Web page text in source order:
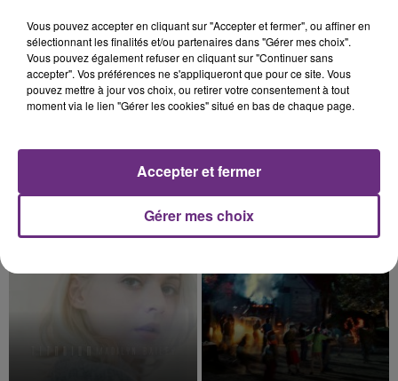
6h50
6h50 6h47
6h47
J'me Demande
Vous pouvez accepter en cliquant sur "Accepter et fermer", ou affiner en
sélectionnant les finalités et/ou partenaires dans "Gérer mes choix".
Vous pouvez également refuser en cliquant sur "Continuer sans
accepter". Vos préférences ne s'appliqueront que pour ce site. Vous
pouvez mettre à jour vos choix, ou retirer votre consentement à tout
moment via le lien "Gérer les cookies" situé en bas de chaque page.
Gérer mes choix
Accepter et fermer